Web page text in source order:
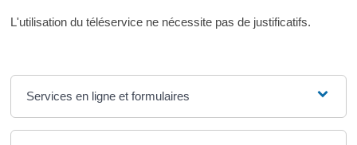
L'utilisation du téléservice ne nécessite pas de justificatifs.
Services en ligne et formulaires